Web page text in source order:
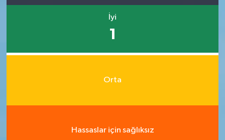
İyi
1
Orta
Hassaslar için sağlıksız